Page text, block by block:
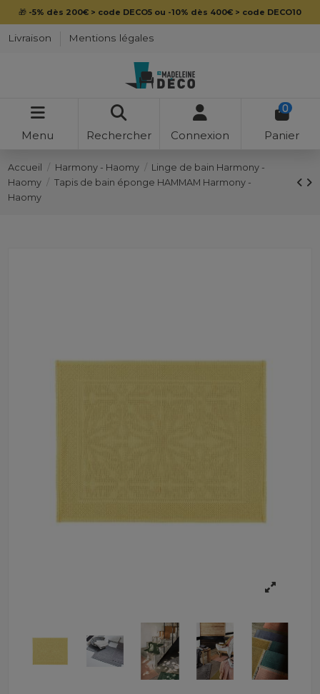
🎁 -5% dès 200€ > code DECO5 ou -10% dès 400€ > code DECO10
Livraison Mentions légales
Menu Rechercher Connexion
0
Panier
Accueil Harmony - Haomy
Linge de bain Harmony -
Haomy
Tapis de bain éponge HAMMAM Harmony -
Haomy